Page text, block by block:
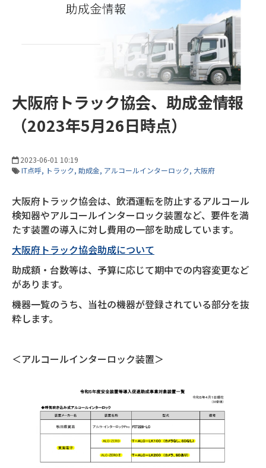
大阪府トラック協会、助成金情報
（2023年5月26日時点）
2023-06-01 10:19
IT点呼 トラック 助成金 アルコールインターロック 大阪府
大阪府トラック協会は、飲酒運転を防止するアルコール
検知器やアルコールインターロック装置など、要件を満
たす装置の導入に対し費用の一部を助成しています。
大阪府トラック協会助成について
助成額・台数等は、予算に応じて期中での内容変更など
があります。
機器一覧のうち、当社の機器が登録されている部分を抜
粋します。
＜アルコールインターロック装置＞